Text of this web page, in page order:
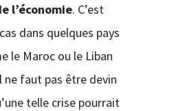
l’économie. C’est
dans quelques pays
le Maroc ou le Liban
ne faut pas être devin
telle crise pourrait